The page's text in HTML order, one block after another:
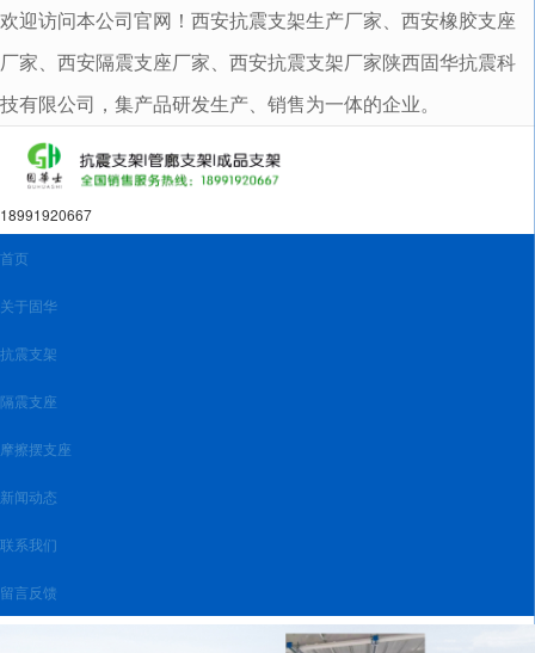
很遗憾，因您的浏览器版本过低导致无法获得最佳浏览体验，推荐下载安装谷歌浏览器！
欢迎访问本公司官网！西安抗震支架生产厂家、西安橡胶支座
厂家、西安隔震支座厂家、西安抗震支架厂家陕西固华抗震科
技有限公司，集产品研发生产、销售为一体的企业。
18991920667
首页
关于固华
抗震支架
隔震支座
摩擦摆支座
新闻动态
联系我们
留言反馈